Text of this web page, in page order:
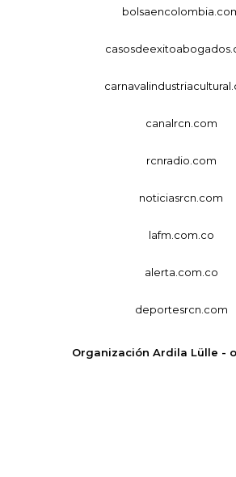
canalrcn.com
rcnradio.com
noticiasrcn.com
lafm.com.co
alerta.com.co
deportesrcn.com
Organización Ardila Lülle -